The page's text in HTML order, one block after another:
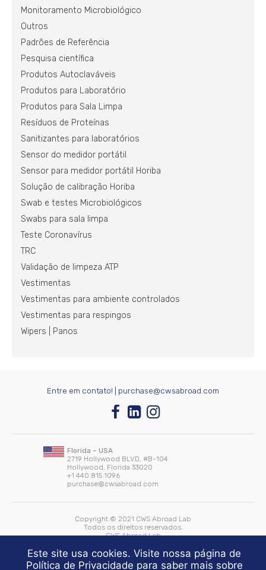
Monitoramento Microbiológico
Outros
Padrões de Referência
Pesquisa científica
Produtos Autoclaváveis
Produtos para Laboratório
Produtos para Sala Limpa
Resíduos de Proteínas
Sanitizantes para laboratórios
Sensor do medidor portátil
Sensor para medidor portátil Horiba
Solução de calibração Horiba
Swab e testes Microbiológicos
Swabs para sala limpa
Teste Coronavírus
TRC
Validação de limpeza ATP
Vestimentas
Vestimentas para ambiente controlados
Vestimentas para respingos
Wipers | Panos
Entre em contato! | purchase@cwsabroad.com
Copyright © 2021 CWS Abroad Lab
Todos os direitos reservados.
CWS Abroad Lab
Mantido by:SEO Planejamento
Política de Privacidade
Florida – USA
2719 Hollywood BLVD, #B-104
Hollywood, Florida 33020
+1 440 815 1096
purchase@cwsabroad.com
Este site usa cookies. Visite nossa página de
Política de Privacidade para saber mais sobre